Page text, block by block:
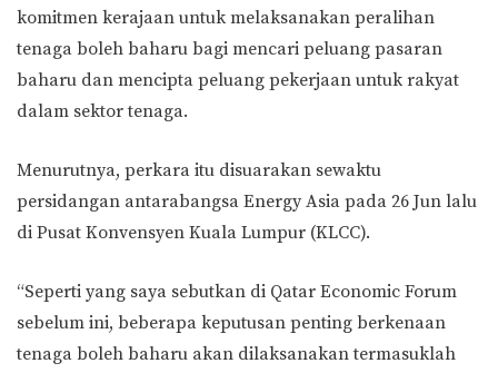
komitmen kerajaan untuk melaksanakan peralihan
tenaga boleh baharu bagi mencari peluang pasaran
baharu dan mencipta peluang pekerjaan untuk rakyat
dalam sektor tenaga.
Menurutnya, perkara itu disuarakan sewaktu
persidangan antarabangsa Energy Asia pada 26 Jun lalu
di Pusat Konvensyen Kuala Lumpur (KLCC).
“Seperti yang saya sebutkan di Qatar Economic Forum
sebelum ini, beberapa keputusan penting berkenaan
tenaga boleh baharu akan dilaksanakan termasuklah